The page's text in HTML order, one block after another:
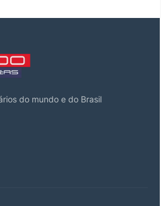
do mundo e do Brasil